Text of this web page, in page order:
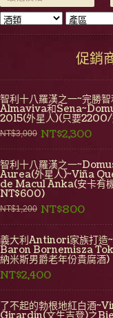
促銷
智利十八羅漢之一~完勝
Almaviva和
2015(外星人)(只要
NT$3,000 NT$2,300
智利十八羅漢之一
Aurea(外星人)~Viña
de Macul Anka(安卡有
NT$600)
NT$1,200 NT$800
義大利Antinori家族打造
Baron Bornemisza
納米斯男爵老年份貴腐酒)
NT$2,400
了不起的勃根地紅白酒